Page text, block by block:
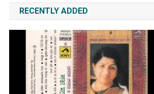
RECENTLY ADDED